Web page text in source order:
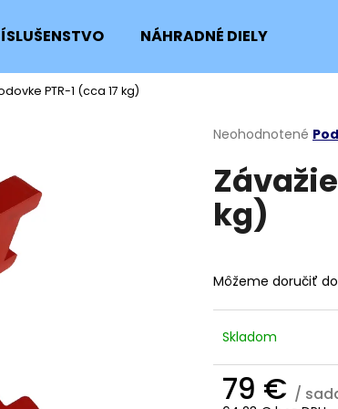
NÁHRADNÉ DIELY
PTR-1 (cca 17 kg)
Priemerné
produktu
je
0,0
Neohodnotené
kg)
Môžeme doručiť
Skladom
79 € /
Čo potrebujete nájsť?
HĽADAŤ
NOŽA KOSAČKY